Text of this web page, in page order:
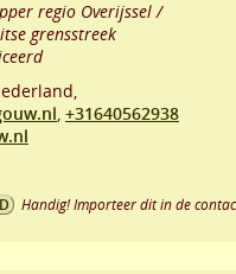
regio Overijssel /
grensstreek
, +31640562938
Handig! Importeer dit in de